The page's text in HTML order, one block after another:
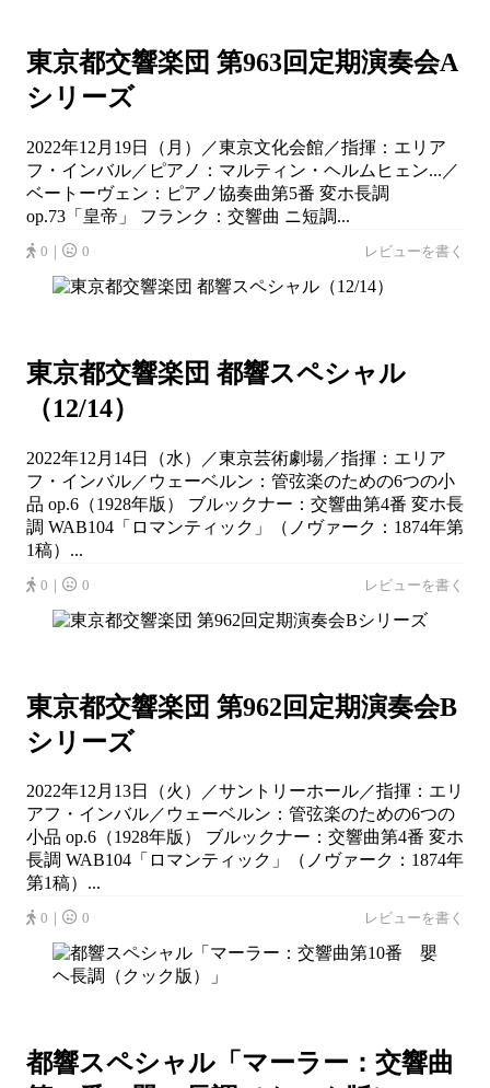
東京都交響楽団 第963回定期演奏会A
シリーズ
2022年12月19日（月）／東京文化会館／指揮：エリア
フ・インバル／ピアノ：マルティン・ヘルムヒェン...／
ベートーヴェン：ピアノ協奏曲第5番 変ホ長調
op.73「皇帝」 フランク：交響曲 ニ短調...
0｜ 0 レビューを書く
東京都交響楽団 都響スペシャル
（12/14）
2022年12月14日（水）／東京芸術劇場／指揮：エリア
フ・インバル／ウェーベルン：管弦楽のための6つの小
品 op.6（1928年版） ブルックナー：交響曲第4番 変ホ長
調 WAB104「ロマンティック」（ノヴァーク：1874年第
1稿）...
0｜ 0 レビューを書く
東京都交響楽団 第962回定期演奏会B
シリーズ
2022年12月13日（火）／サントリーホール／指揮：エリ
アフ・インバル／ウェーベルン：管弦楽のための6つの
小品 op.6（1928年版） ブルックナー：交響曲第4番 変ホ
長調 WAB104「ロマンティック」（ノヴァーク：1874年
第1稿）...
0｜ 0 レビューを書く
都響スペシャル「マーラー：交響曲